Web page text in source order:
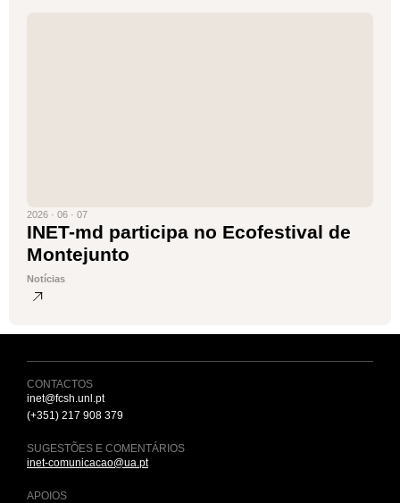
2026 · 06 · 07
INET-md participa no Ecofestival de
Montejunto
Notícias
CONTACTOS
inet@fcsh.unl.pt
(+351) 217 908 379
SUGESTÕES E COMENTÁRIOS
inet-comunicacao@ua.pt
APOIOS